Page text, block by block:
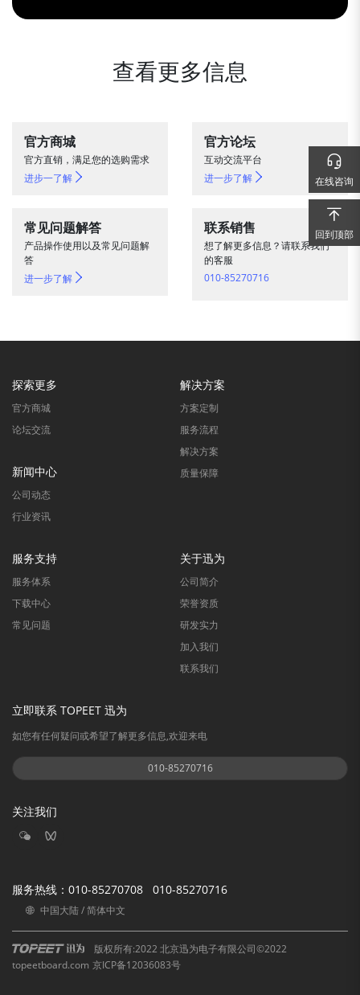
查看更多信息
官方商城
官方直销，满足您的选购需求
进步一了解
官方论坛
互动交流平台
进一步了解
常见问题解答
产品操作使用以及常见问题解
答
进一步了解
联系销售
想了解更多信息？请联系我们
的客服
010-85270716
探索更多
官方商城
论坛交流
新闻中心
公司动态
行业资讯
解决方案
方案定制
服务流程
解决方案
质量保障
服务支持
服务体系
下载中心
常见问题
关于迅为
公司简介
荣誉资质
研发实力
加入我们
联系我们
立即联系 TOPEET 迅为
如您有任何疑问或希望了解更多信息,欢迎来电
010-85270716
关注我们
服务热线： 010-85270708 010-85270716
中国大陆 / 简体中文
版权所有:2022 北京迅为电子有限公司©2022
topeetboard.com 京ICP备12036083号
在线咨询
回到顶部
回到顶部